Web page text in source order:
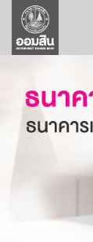
ลูกค้าธุรกิจ
ลูกค้าผู้ปร
ออมเพื่อ
เกี่ยวกับธ
การพัฒ
บริการท